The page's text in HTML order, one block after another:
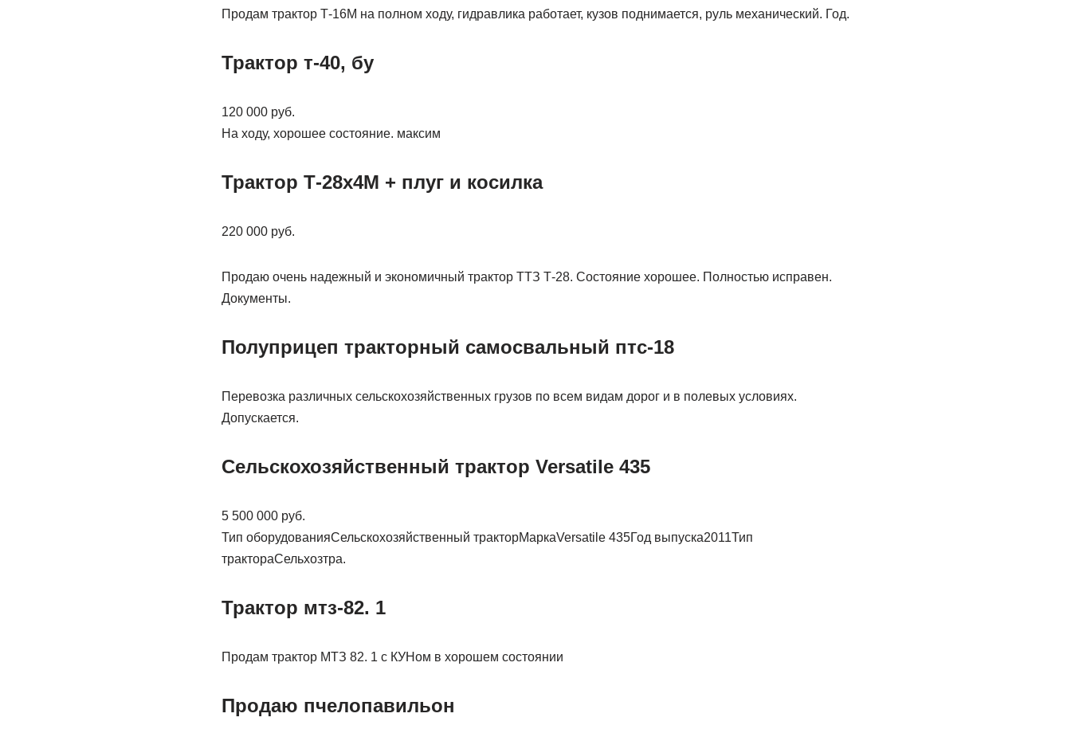
Продам трактор Т-16М на полном ходу, гидравлика работает, кузов поднимается, руль механический. Год.
Трактор т-40, бу
120 000 руб.
На ходу, хорошее состояние. максим
Трактор Т-28х4М + плуг и косилка
220 000 руб.
Продаю очень надежный и экономичный трактор ТТЗ Т-28. Состояние хорошее. Полностью исправен.
Документы.
Полуприцеп тракторный самосвальный птс-18
Перевозка различных сельскохозяйственных грузов по всем видам дорог и в полевых условиях.
Допускается.
Сельскохозяйственный трактор Versatile 435
5 500 000 руб.
Тип оборудованияСельскохозяйственный тракторМаркаVersatile 435Год выпуска2011Тип
трактораСельхозтра.
Трактор мтз-82. 1
Продам трактор МТЗ 82. 1 с КУНом в хорошем состоянии
Продаю пчелопавильон